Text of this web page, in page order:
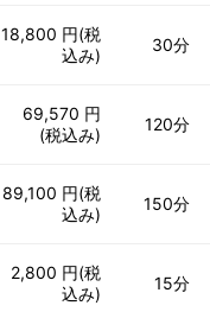
18,800 円(税
込み)
30分
69,570 円
(税込み)
120分
89,100 円(税
込み)
150分
2,800 円(税
込み)
15分